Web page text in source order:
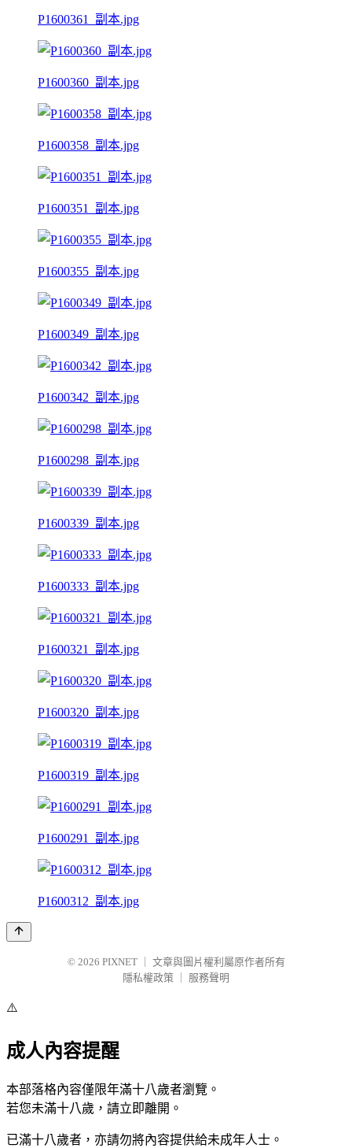
P1600361_副本.jpg
P1600360_副本.jpg
P1600358_副本.jpg
P1600351_副本.jpg
P1600355_副本.jpg
P1600349_副本.jpg
P1600342_副本.jpg
P1600298_副本.jpg
P1600339_副本.jpg
P1600333_副本.jpg
P1600321_副本.jpg
P1600320_副本.jpg
P1600319_副本.jpg
P1600291_副本.jpg
P1600312_副本.jpg
© 2026 PIXNET
文章與圖片權利屬原作者所有
隱私權政策
服務聲明
⚠️
成人內容提醒
本部落格內容僅限年滿十八歲者瀏覽。
若您未滿十八歲，請立即離開。
已滿十八歲者，亦請勿將內容提供給未成年人士。